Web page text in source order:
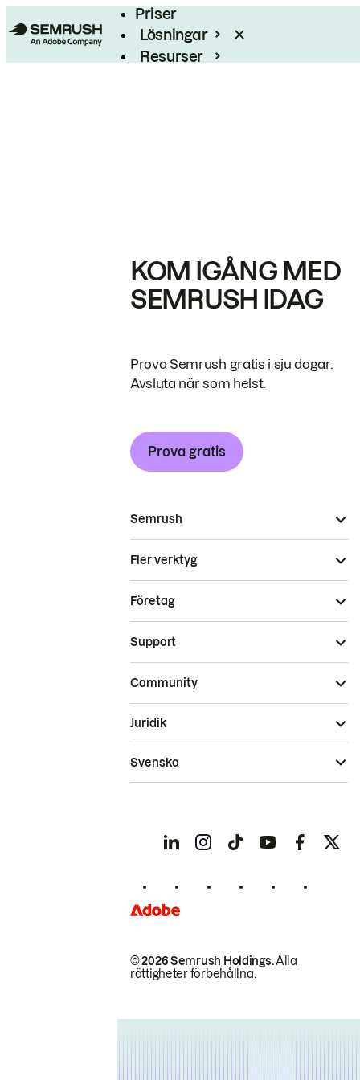
Priser
Lösningar
Resurser
KOM IGÅNG MED
SEMRUSH IDAG
Prova Semrush gratis i sju dagar.
Avsluta när som helst.
Prova gratis
Semrush
Fler verktyg
Företag
Support
Community
© 2026 Semrush Holdings.Alla
rättigheter förbehållna.
Juridik
Svenska